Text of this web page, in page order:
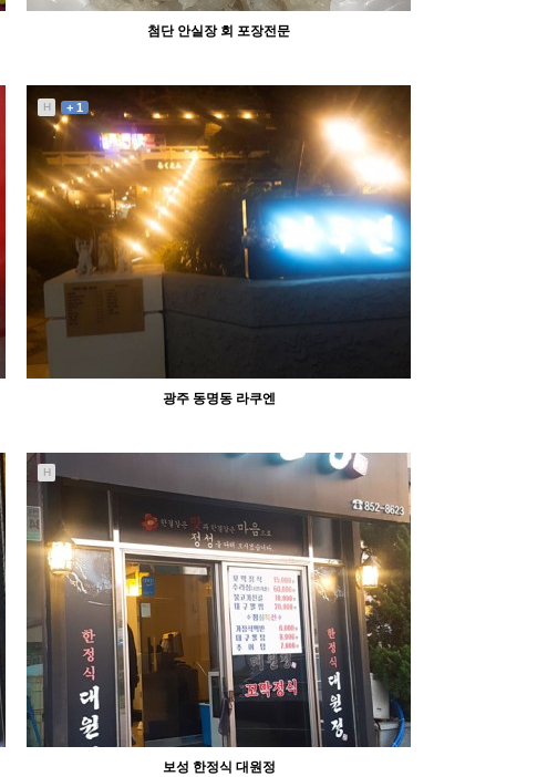
36132
olmwoo
첨단 안실장 회 포장전문
H + 1
3952
abcd
광주 동명동 라쿠엔
H
보성 한정식 대원정